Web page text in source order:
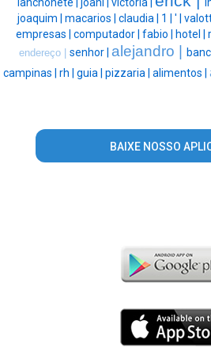
joaquim | macarios | claudia | 1 | ' |
empresas | computador | fabio | hotel |
endereço | senhor | alejandro |
campinas | rh | guia | pizzaria | alimentos |
BAIXE NOSSO